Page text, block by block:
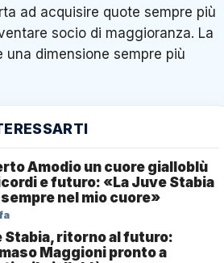
ad acquisire quote sempre più
socio di maggioranza. La
una dimensione sempre più
Amodio un cuore gialloblù
e futuro: «La Juve Stabia
nel mio cuore»
Stabia, ritorno al futuro:
Maggioni pronto a